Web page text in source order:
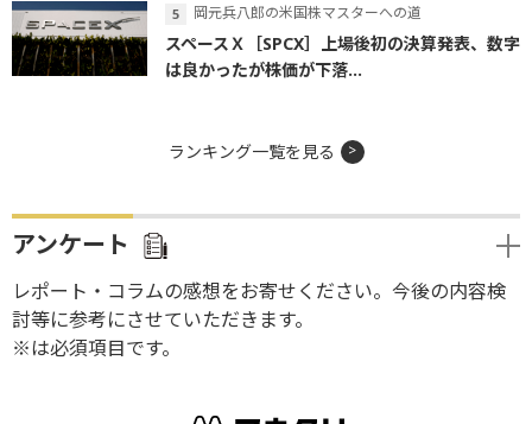
岡元兵八郎の米国株マスターへの道
スペースＸ［SPCX］上場後初の決算発表、数字
は良かったが株価が下落...
ランキング一覧を見る
アンケート
レポート・コラムの感想をお寄せください。今後の内容検
討等に参考にさせていただきます。
※は必須項目です。